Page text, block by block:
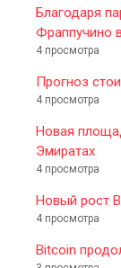
Благодаря
Фраппучино
4 просмотра
Прогноз
4 просмотра
Новая
Эмиратах
4 просмотра
Новый рост
4 просмотра
Bitcoin